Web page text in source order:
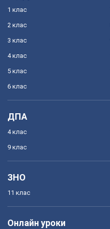
1 клас
2 клас
3 клас
4 клас
5 клас
6 клас
ДПА
4 клас
9 клас
ЗНО
11 клас
Онлайн уроки